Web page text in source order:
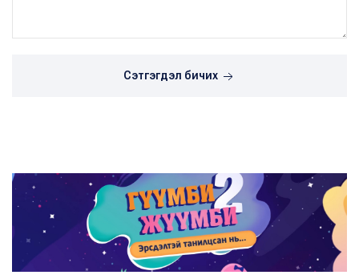
Сэтгэгдэл бичих